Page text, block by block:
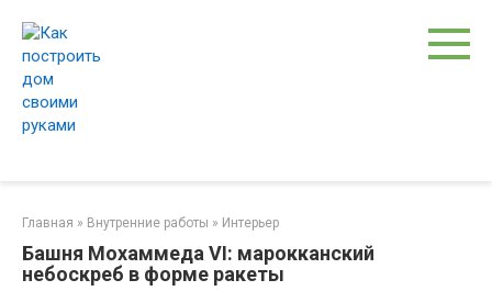
контенту
Главная » Внутренние работы » Интерьер
Башня Мохаммеда VI: марокканский
небоскреб в форме ракеты